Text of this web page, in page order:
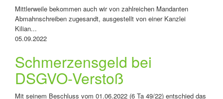
Mittlerweile bekommen auch wir von zahlreichen Mandanten
Abmahnschreiben zugesandt, ausgestellt von einer Kanzlei
Kilian...
05.09.2022
Schmerzensgeld bei
DSGVO-Verstoß
Mit seinem Beschluss vom 01.06.2022 (6 Ta 49/22) entschied das